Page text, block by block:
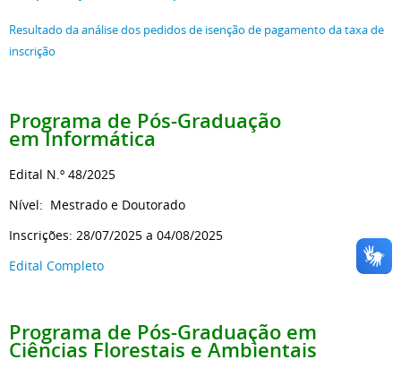
Resultado da análise dos pedidos de isenção de pagamento da taxa de
inscrição
Programa de Pós-Graduação
em Informática
Edital N.º 48/2025
Nível: Mestrado e Doutorado
Inscrições: 28/07/2025 a 04/08/2025
Edital Completo
Programa de Pós-Graduação em
Ciências Florestais e Ambientais